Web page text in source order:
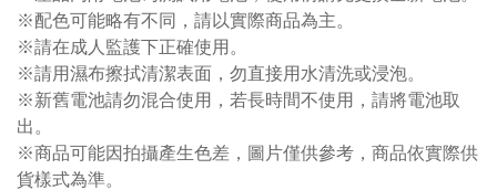
※配色可能略有不同，請以實際商品為主。
※請在成人監護下正確使用。
※請用濕布擦拭清潔表面，勿直接用水清洗或浸泡。
※新舊電池請勿混合使用，若長時間不使用，請將電池取
出。
※商品可能因拍攝產生色差，圖片僅供參考，商品依實際供
貨樣式為準。